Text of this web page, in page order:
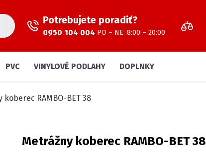
Potrebujete poradiť?
0950 104 004 PO – NE: 8:00 – 20:00
PVC VINYLOVÉ PODLAHY DOPLNKY
koberec RAMBO-BET 38
Metrážny koberec RAMBO-BET 38